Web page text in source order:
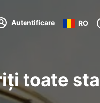
Autentificare RO
toate